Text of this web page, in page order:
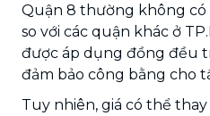
Quận 8 thường không có
so với các quận khác ở
được áp dụng đồng đều
đảm bảo công bằng cho
Tuy nhiên, giá có thể